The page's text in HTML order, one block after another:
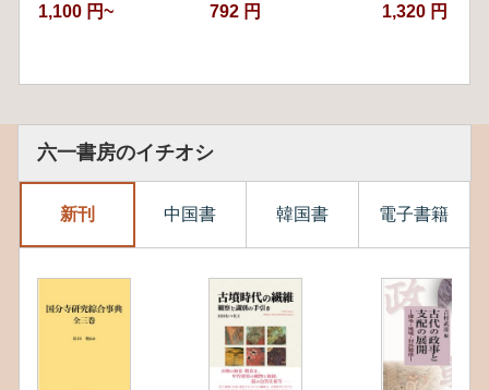
1,100 円~ 792 円 1,320 円
六一書房のイチオシ
新刊 中国書 韓国書 電子書籍